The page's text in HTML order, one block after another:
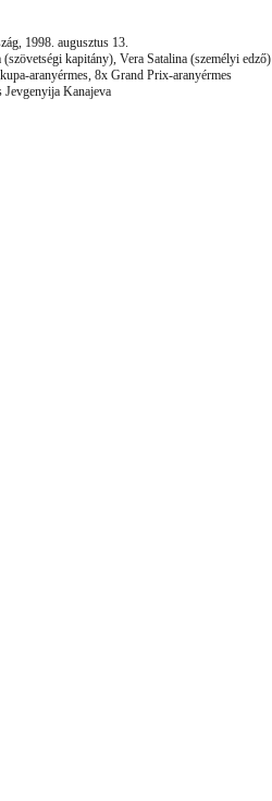
1998. augusztus 13.
kapitány), Vera Satalina (személyi edző)
aranyérmes, 8x Grand Prix-aranyérmes
Jevgenyija Kanajeva